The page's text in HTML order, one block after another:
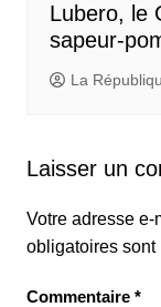
Lubero, le
sapeur-
La
Laisser un
Votre adresse
obligatoires
Commentaire *